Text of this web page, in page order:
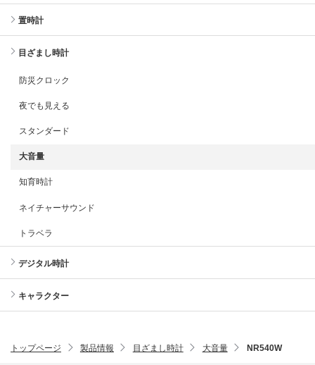
置時計
目ざまし時計
防災クロック
夜でも見える
スタンダード
大音量
知育時計
ネイチャーサウンド
トラベラ
デジタル時計
キャラクター
トップページ 製品情報 目ざまし時計 大音量 NR540W